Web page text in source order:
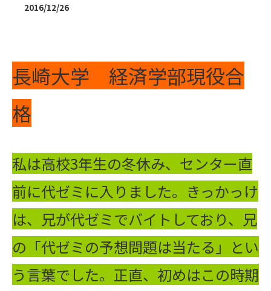
2016/12/26
長崎大学 経済学部現役合
格
私は高校3年生の冬休み、センター直
前に代ゼミに入りました。きっかっけ
は、兄が代ゼミでバイトしており、兄
の「代ゼミの予想問題は当たる」とい
う言葉でした。正直、初めはこの時期